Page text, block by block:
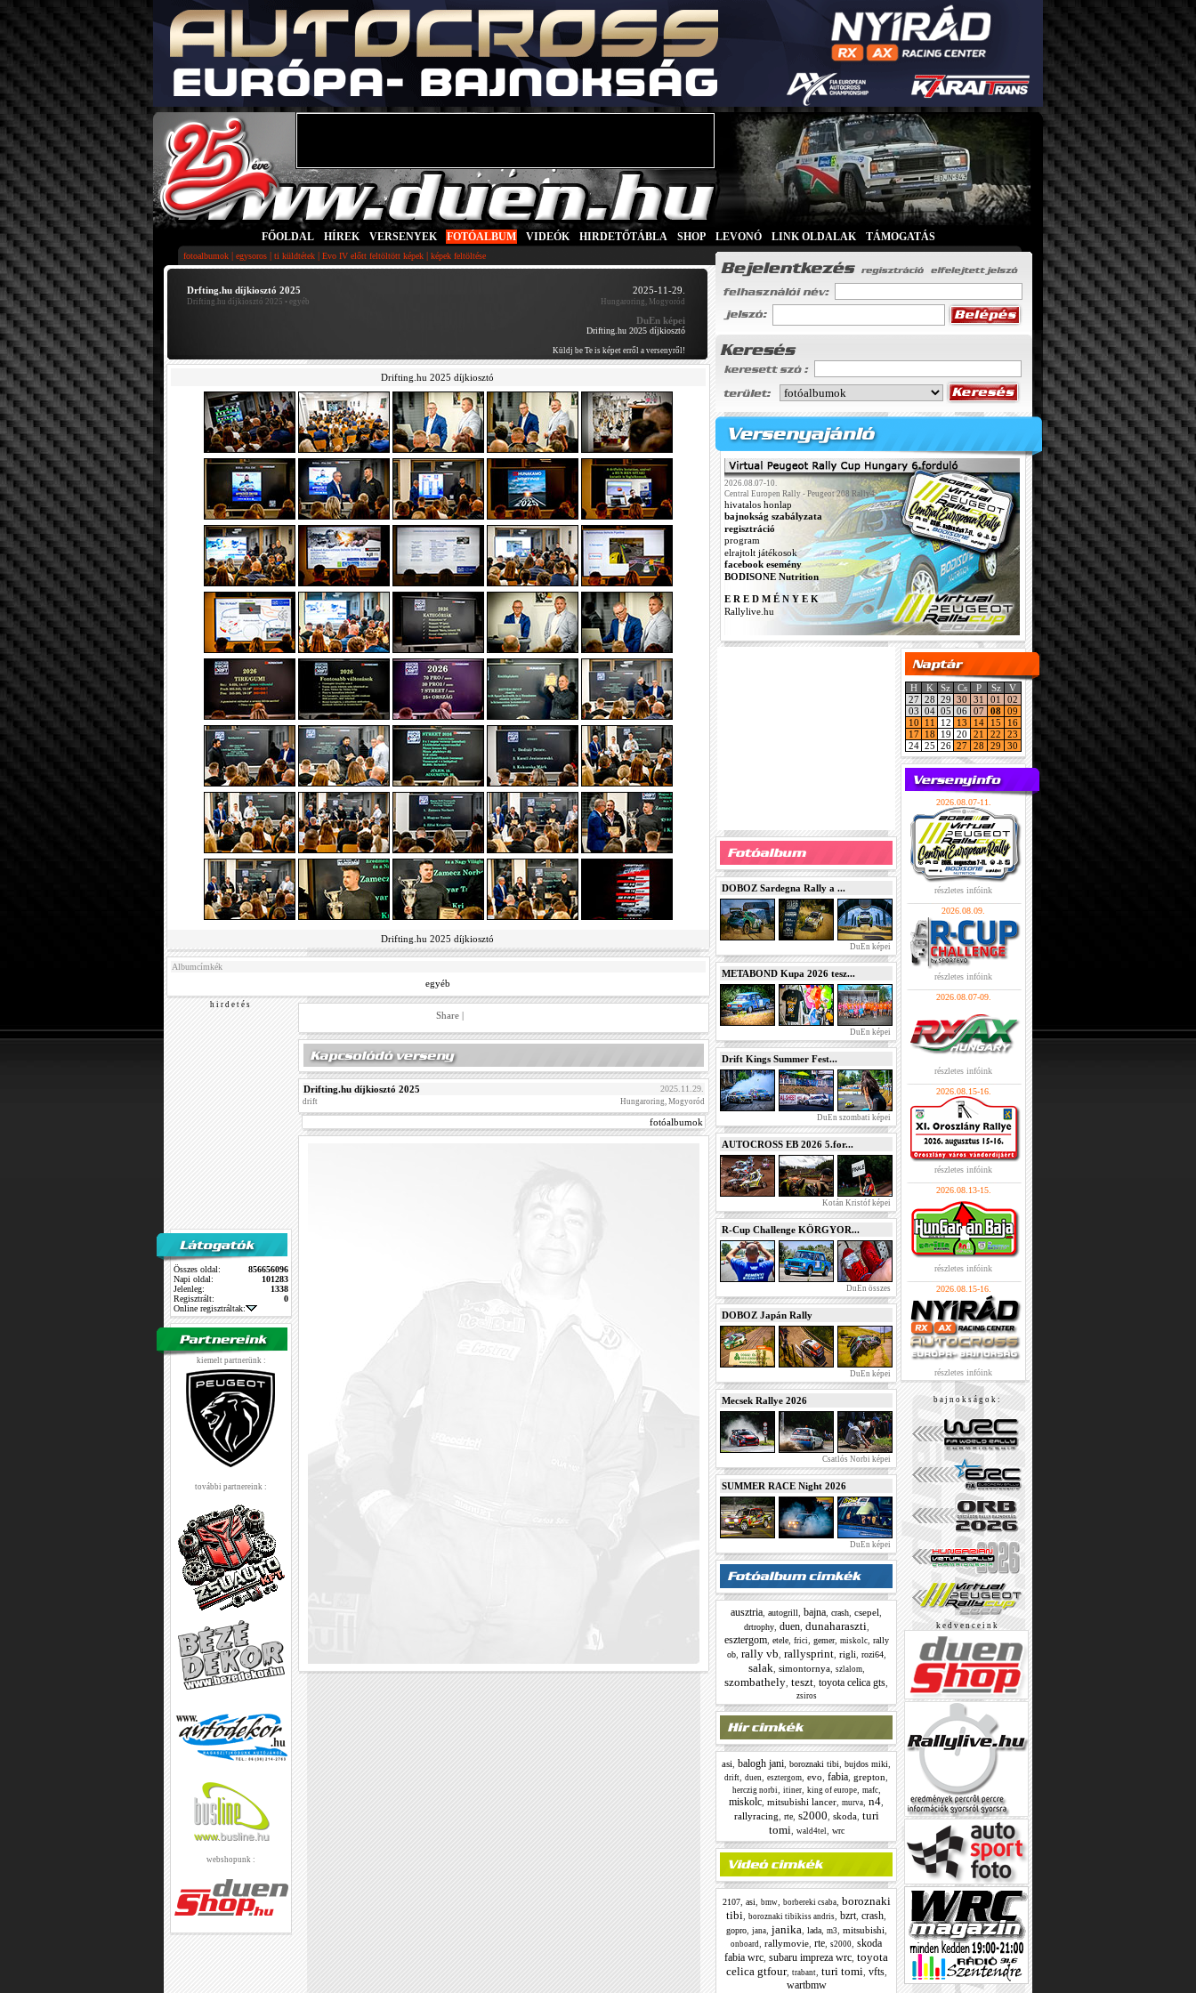
FŐOLDAL HÍREK VERSENYEK FOTÓALBUM VIDEÓK HIRDETŐTÁBLA SHOP LEVONÓ LINK OLDALAK TÁMOGATÁS
fotoalbumok | egysoros | ti küldtétek | Evo IV előtt feltöltött képek | képek feltöltése
Drfting.hu díjkiosztó 2025
Drifting.hu díjkiosztó 2025 • egyéb
2025-11-29.
Hungaroring, Mogyoród
DuEn képei
Drifting.hu 2025 díjkiosztó
Küldj be Te is képet erről a versenyről!
Drifting.hu 2025 díjkiosztó
Drifting.hu 2025 díjkiosztó
Albumcímkék
egyéb
h i r d e t é s
Összes oldal:
856656096
Napi oldal:
101283
Jelenleg:
1338
Regisztrált:
0
Online regisztráltak:
kiemelt partnerünk :
további partnereink :
webshopunk :
Share |
Drifting.hu díjkiosztó 2025 2025.11.29.
drift Hungaroring, Mogyoród
fotóalbumok
2026.08.07-10.
Central Europen Rally - Peugeot 208 Rally4
hivatalos honlap
bajnokság szabályzata
regisztráció
program
elrajtolt játékosok
facebook esemény
BODISONE Nutrition
E R E D M É N Y E K
Rallylive.hu
DOBOZ Sardegna Rally a ...
DuEn képei
METABOND Kupa 2026 tesz...
DuEn képei
Drift Kings Summer Fest...
DuEn szombati képei
AUTOCROSS EB 2026 5.for...
Kotán Kristóf képei
R-Cup Challenge KÖRGYOR...
DuEn összes
DOBOZ Japán Rally
DuEn képei
Mecsek Rallye 2026
Csatlós Norbi képei
SUMMER RACE Night 2026
DuEn képei
ausztria autogrill bajna crash csepel
drtrophy, duen, dunaharaszti
esztergom, etele, frici gemer, miskolc, rally
ob, rally vb rallysprint, rigli rozi64,
salak simontornya, szlalom,
szombathely teszt toyota celica gts
zsiros
asi balogh jani boroznaki tibi bujdos miki
drift duen esztergom evo fabia grepton
herczig norbi itiner, king of europe, mafc,
miskolc mitsubishi lancer murva n4
rallyracing
rte, s2000 skoda, turi
tomi
wald4tel wrc
2107, asi bmw, borbereki csaba, boroznaki
tibi boroznaki tibikiss andris bzrt crash
gopro, jana, janika lada, m3 mitsubishi
onboard rallymovie rte s2000 skoda
fabia wrc subaru impreza wrc toyota
celica gtfour, trabant, turi tomi vfts,
wartbmw
H K Sz Cs P Sz
V
27 28 29 30 31 01
02
03 04 05 06 07 08 09
10
11 12 13 14 15
16
17
18 19 20 21 22
23
24 25 26 27 28 29 30
2026.08.07-11.
részletes infóink
2026.08.09.
részletes infóink
2026.08.07-09.
részletes infóink
2026.08.15-16.
részletes infóink
2026.08.13-15.
részletes infóink
2026.08.15-16.
részletes infóink
b a j n o k s á g o k :
k e d v e n c e i n k